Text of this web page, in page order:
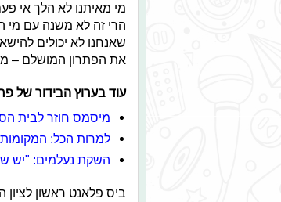
מי מאיתנו לא הלך אי
הרי זה לא משנה עם מי
שאנחנו לא יכולים
את הפתרון המושלם –
עוד בערוץ הבידור של
מיסמס חוזר לבית
למרות הכל: המקומות
השקת נעלמים: "יש
ביס פלאנט ראשון